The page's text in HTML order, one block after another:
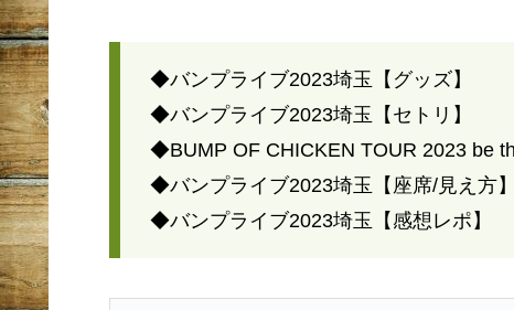
◆バンプライブ2023埼玉【グッズ】
◆バンプライブ2023埼玉【セトリ】
◆BUMP OF CHICKEN TOUR 2023 be
◆バンプライブ2023埼玉【座席/見え方】
◆バンプライブ2023埼玉【感想レポ】